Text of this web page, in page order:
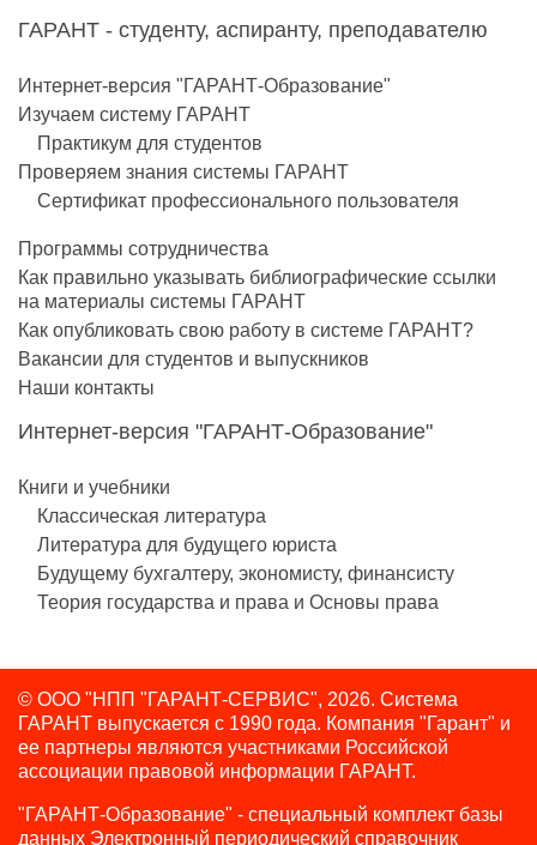
ГАРАНТ - студенту, аспиранту, преподавателю
Интернет-версия "ГАРАНТ-Образование"
Изучаем систему ГАРАНТ
Практикум для студентов
Проверяем знания системы ГАРАНТ
Сертификат профессионального пользователя
Программы сотрудничества
Как правильно указывать библиографические ссылки
на материалы системы ГАРАНТ
Как опубликовать свою работу в системе ГАРАНТ?
Вакансии для студентов и выпускников
Наши контакты
Интернет-версия "ГАРАНТ-Образование"
Книги и учебники
Классическая литература
Литература для будущего юриста
Будущему бухгалтеру, экономисту, финансисту
Теория государства и права и Основы права
© ООО "НПП "ГАРАНТ-СЕРВИС", 2026. Система
ГАРАНТ выпускается с 1990 года. Компания "Гарант" и
ее партнеры являются участниками Российской
ассоциации правовой информации ГАРАНТ.
"ГАРАНТ-Образование" - специальный комплект базы
данных Электронный периодический справочник